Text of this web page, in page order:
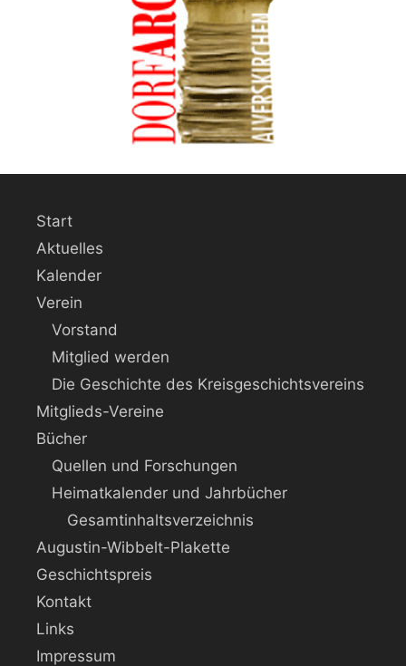
Start
Aktuelles
Kalender
Verein
Vorstand
Mitglied werden
Die Geschichte des Kreisgeschichtsvereins
Mitglieds-Vereine
Bücher
Quellen und Forschungen
Heimatkalender und Jahrbücher
Gesamtinhaltsverzeichnis
Augustin-Wibbelt-Plakette
Geschichtspreis
Kontakt
Links
Impressum